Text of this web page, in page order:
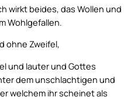
wirkt beides, das Wollen und
Wohlgefallen.
ohne Zweifel,
und lauter und Gottes
dem unschlachtigen und
welchem ihr scheinet als